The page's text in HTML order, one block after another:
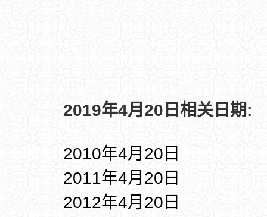
2019年4月20日相关日期:
2010年4月20日
2011年4月20日
2012年4月20日